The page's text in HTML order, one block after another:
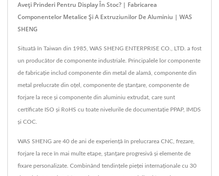
Aveți Prinderi Pentru Display În Stoc? | Fabricarea
Componentelor Metalice Și A Extruziunilor De Aluminiu | WAS
SHENG
Situată în Taiwan din 1985, WAS SHENG ENTERPRISE CO., LTD. a fost
un producător de componente industriale. Principalele lor componente
de fabricație includ componente din metal de alamă, componente din
metal prelucrate din oțel, componente de ștanțare, componente de
forjare la rece și componente din aluminiu extrudat, care sunt
certificate ISO și RoHS cu toate nivelurile de documentație PPAP, IMDS
și COC.
WAS SHENG are 40 de ani de experiență în prelucrarea CNC, frezare,
forjare la rece în mai multe etape, ștanțare progresivă și elemente de
fixare personalizate. Combinând tendințele pieței internaționale cu 30